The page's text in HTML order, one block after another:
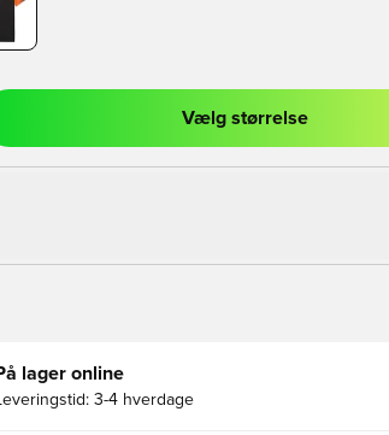
en Modal til at logge ind eller tilmelde dig
Vælg størrelse
lager online
3-4 hverdage